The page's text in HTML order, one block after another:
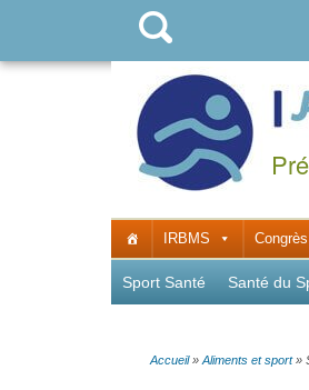
IRBMS
Sport Santé Santé du
Accueil» Aliments et sport»